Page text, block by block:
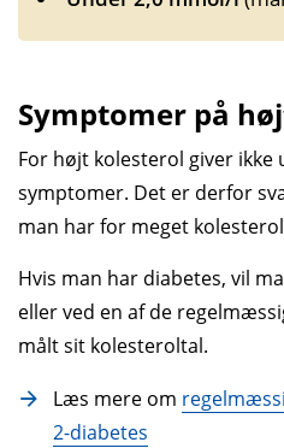
Symptomer på
For højt kolesterol giver
symptomer. Det er derfor
man har for meget
Hvis man har diabetes, vil
eller ved en af de
målt sit kolesterol­tal.
Læs mere om
2-diabetes